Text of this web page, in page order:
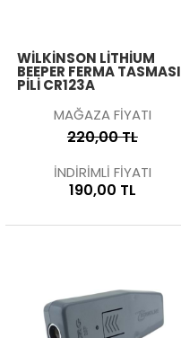
WILKINSON LITHIUM
BEEPER FERMA TASMASI
PILI CR123A
MAĞAZA FİYATI
220,00 TL
İNDİRİMLİ FİYATI
190,00 TL